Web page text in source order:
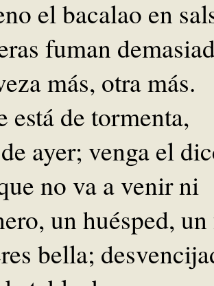
el bacalao en
fuman
más, otra más.
está de tormenta,
ayer; venga el
no va a venir ni
un huésped,
bella;